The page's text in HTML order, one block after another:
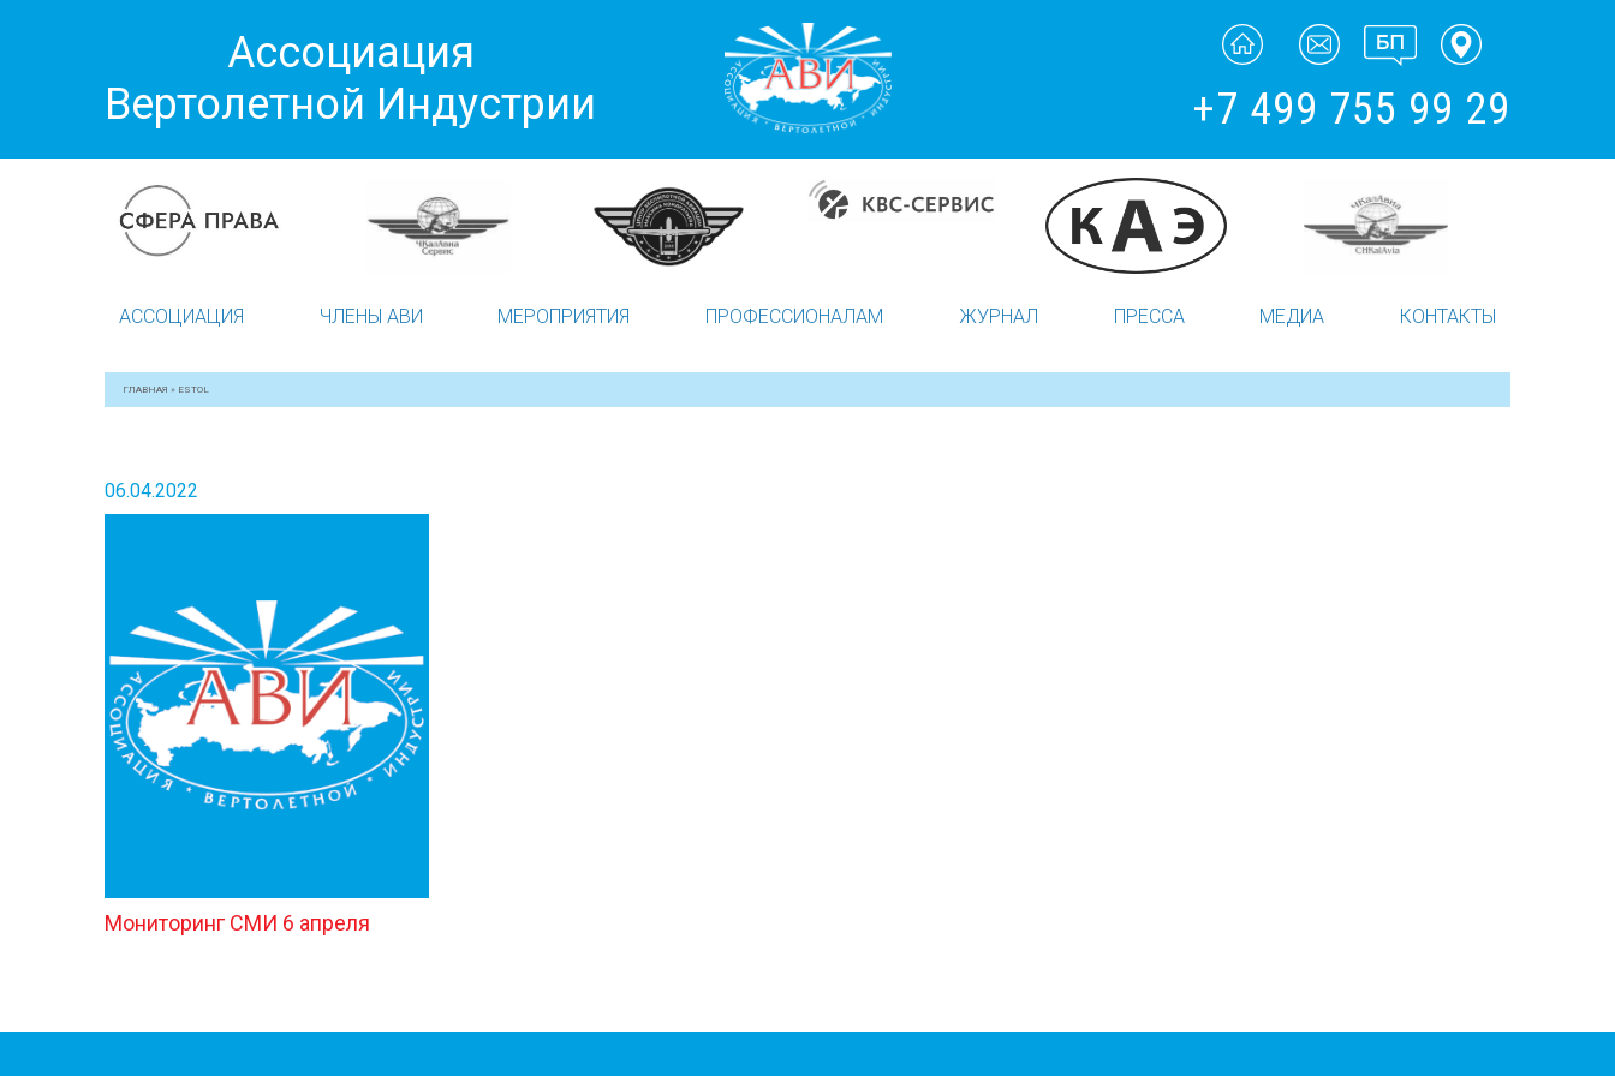
Ассоциация
Вертолетной Индустрии
+7 499 755 99 29
АССОЦИАЦИЯ ЧЛЕНЫ АВИ МЕРОПРИЯТИЯ ПРОФЕССИОНАЛАМ ЖУРНАЛ ПРЕССА МЕДИА КОНТАКТЫ
ГЛАВНАЯ » ESTOL
06.04.2022
Мониторинг СМИ 6 апреля